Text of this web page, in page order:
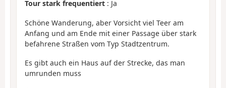
Tour stark frequentiert : Ja
Schöne Wanderung, aber Vorsicht viel Teer am
Anfang und am Ende mit einer Passage über stark
befahrene Straßen vom Typ Stadtzentrum.
Es gibt auch ein Haus auf der Strecke, das man
umrunden muss